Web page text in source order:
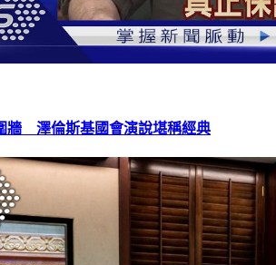
牆 澤倫斯基國會演說堪稱經典